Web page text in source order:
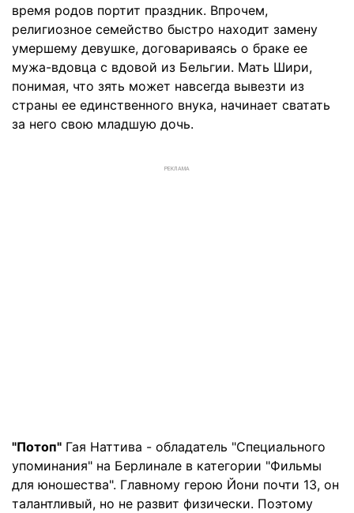
время родов портит праздник. Впрочем,
религиозное семейство быстро находит замену
умершему девушке, договариваясь о браке ее
мужа-вдовца с вдовой из Бельгии. Мать Шири,
понимая, что зять может навсегда вывезти из
страны ее единственного внука, начинает сватать
за него свою младшую дочь.
РЕКЛАМА
"Потоп" Гая Наттива - обладатель "Специального
упоминания" на Берлинале в категории "Фильмы
для юношества". Главному герою Йони почти 13, он
талантливый, но не развит физически. Поэтому